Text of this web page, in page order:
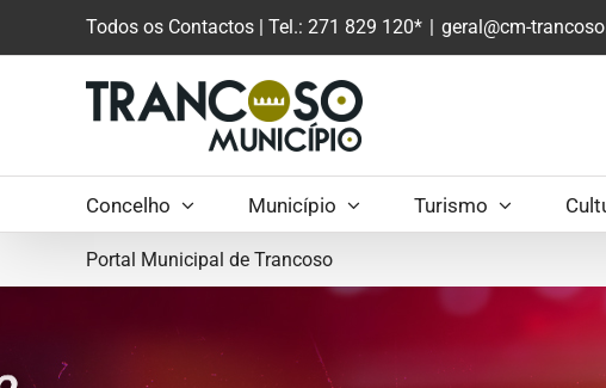
Todos os Contactos | Tel.: 271 829 120* | geral@cm-
Concelho Município Turismo
Portal Municipal de Trancoso